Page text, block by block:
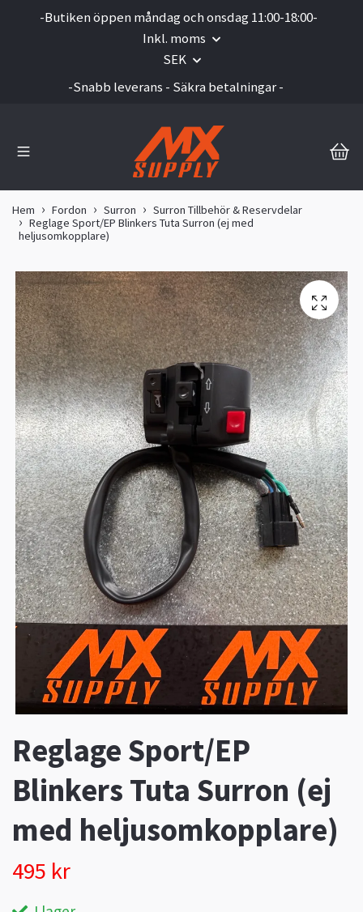
-Butiken öppen måndag och onsdag 11:00-18:00-
Inkl. moms
SEK
-Snabb leverans - Säkra betalningar -
Hem Fordon Surron
Surron Tillbehör & Reservdelar
Reglage Sport/EP Blinkers Tuta Surron (ej med
heljusomkopplare)
Reglage Sport/EP
Blinkers Tuta Surron (ej
med heljusomkopplare)
495 kr